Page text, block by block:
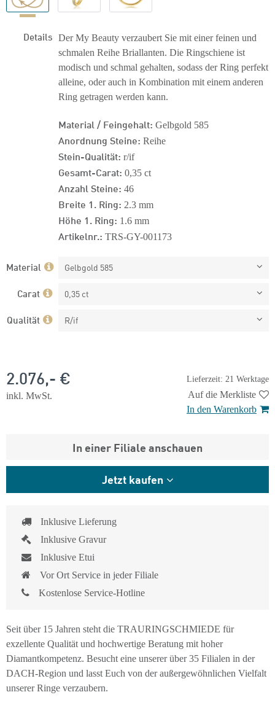
Details Der My Beauty verzaubert Sie mit einer feinen und
schmalen Reihe Briallanten. Die Ringschiene ist
modisch und schmal gehalten, sodass der Ring perfekt
alleine, oder auch in Kombination mit einem anderen
Ring getragen werden kann.
Material / Feingehalt: Gelbgold 585
Anordnung Steine: Reihe
Stein-Qualität: r/if
Gesamt-Carat: 0,35 ct
Anzahl Steine: 46
Breite 1. Ring: 2.3 mm
Höhe 1. Ring: 1.6 mm
Artikelnr.: TRS-GY-001173
Material Gelbgold 585
Carat 0,35 ct
Qualität R/if
Lieferzeit: 21 Werktage
2.076,- €
inkl. MwSt.
Auf die Merkliste
In den Warenkorb
In einer Filiale anschauen
Jetzt kaufen
Inklusive Lieferung
Inklusive Gravur
Inklusive Etui
Vor Ort Service in jeder Filiale
Kostenlose Service-Hotline
Seit über 15 Jahren steht die TRAURINGSCHMIEDE für
exzellente Qualität und hochwertige Beratung mit hoher
Diamantkompetenz. Besucht eine unserer über 35 Filialen in der
DACH-Region und lasst Euch von der außergewöhnlichen Vielfalt
unserer Ringe verzaubern.